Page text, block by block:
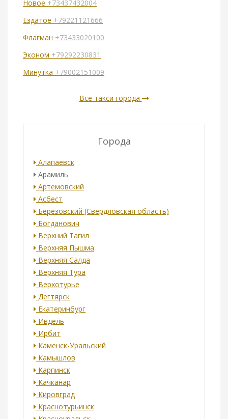
Новое +73437432004
Ездатое +79221121666
Флагман +73433020100
Эконом +79292230831
Минутка +79002151009
Все такси города
Города
Алапаевск
Арамиль
Артемовский
Асбест
Берёзовский (Свердловская область)
Богданович
Верхний Тагил
Верхняя Пышма
Верхняя Салда
Верхняя Тура
Верхотурье
Дегтярск
Екатеринбург
Ивдель
Ирбит
Каменск-Уральский
Камышлов
Карпинск
Качканар
Кировград
Краснотурьинск